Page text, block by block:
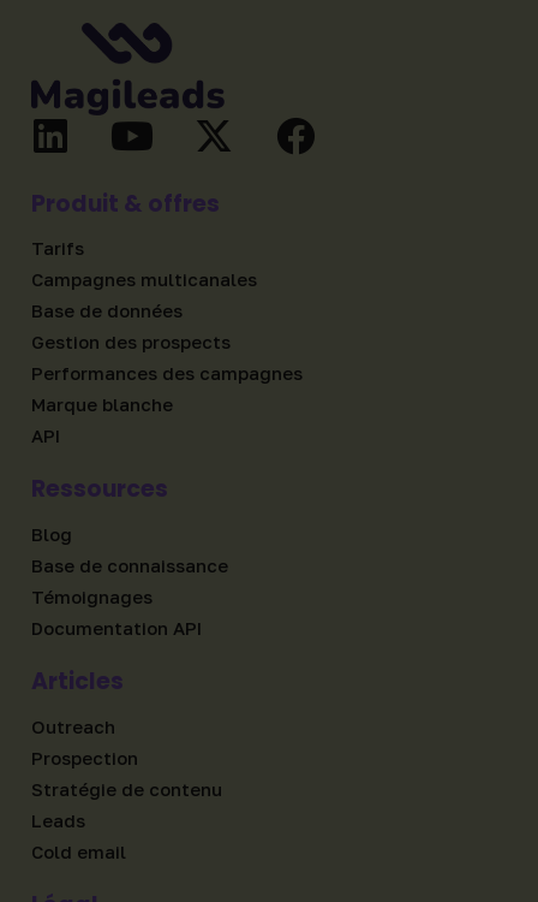
Produit & offres
Tarifs
Campagnes multicanales
Base de données
Gestion des prospects
Performances des campagnes
Marque blanche
API
Ressources
Blog
Base de connaissance
Témoignages
Documentation API
Articles
Outreach
Prospection
Stratégie de contenu
Leads
Cold email